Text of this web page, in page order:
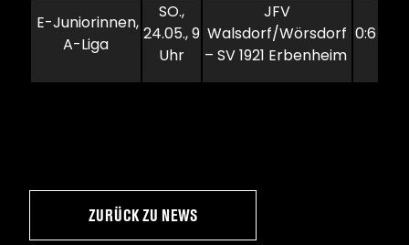
E-Juniorinnen,
A-Liga
SO.,
24.05., 9
Uhr
JFV
Walsdorf/Wörsdorf
– SV 1921 Erbenheim
0:6
ZURÜCK ZU NEWS